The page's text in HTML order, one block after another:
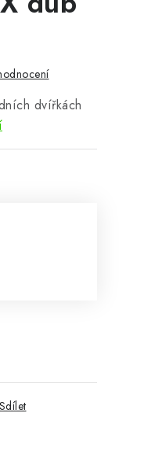
dvířkách
Sdílet